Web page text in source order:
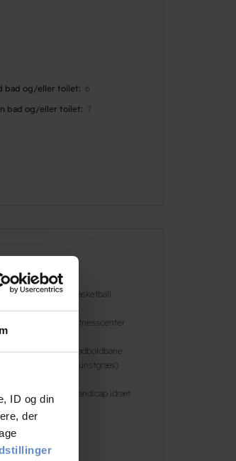
ID og din
der
bad og/eller toilet
6
bad og/eller toilet
7
Basketball
Fitnesscenter
Fodboldbane
(kunstgræs)
Handicap idræt
Læs mere